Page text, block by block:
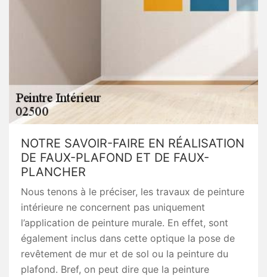
NOTRE SAVOIR-FAIRE EN RÉALISATION
DE FAUX-PLAFOND ET DE FAUX-
PLANCHER
Nous tenons à le préciser, les travaux de peinture
intérieure ne concernent pas uniquement
l’application de peinture murale. En effet, sont
également inclus dans cette optique la pose de
revêtement de mur et de sol ou la peinture du
plafond. Bref, on peut dire que la peinture